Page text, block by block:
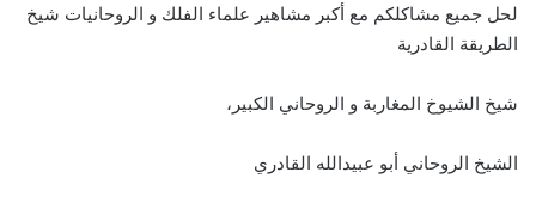
لحل جميع مشاكلكم مع أكبر مشاهير علماء الفلك و الروحانيات شيخ
الطريقة القادرية
شيخ الشيوخ المغاربة و الروحاني الكبير،
الشيخ الروحاني أبو عبيدالله القادري